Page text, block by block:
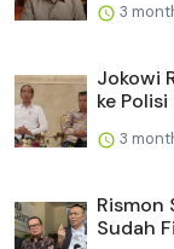
3
Jokowi
ke Polisi
3
Rismon
Sudah